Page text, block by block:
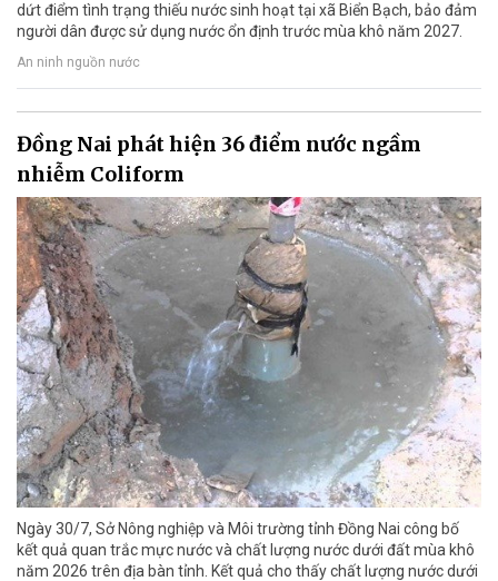
dứt điểm tình trạng thiếu nước sinh hoạt tại xã Biển Bạch, bảo đảm
người dân được sử dụng nước ổn định trước mùa khô năm 2027.
An ninh nguồn nước
Đồng Nai phát hiện 36 điểm nước ngầm
nhiễm Coliform
Ngày 30/7, Sở Nông nghiệp và Môi trường tỉnh Đồng Nai công bố
kết quả quan trắc mực nước và chất lượng nước dưới đất mùa khô
năm 2026 trên địa bàn tỉnh. Kết quả cho thấy chất lượng nước dưới